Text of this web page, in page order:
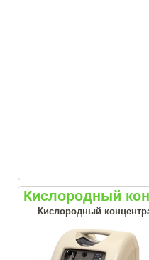
Кислородный
Кислородный